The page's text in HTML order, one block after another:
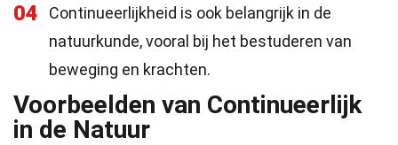
04
Continueerlijkheid is ook belangrijk in de
natuurkunde, vooral bij het bestuderen van
beweging en krachten.
Voorbeelden van Continueerlijk
in de Natuur